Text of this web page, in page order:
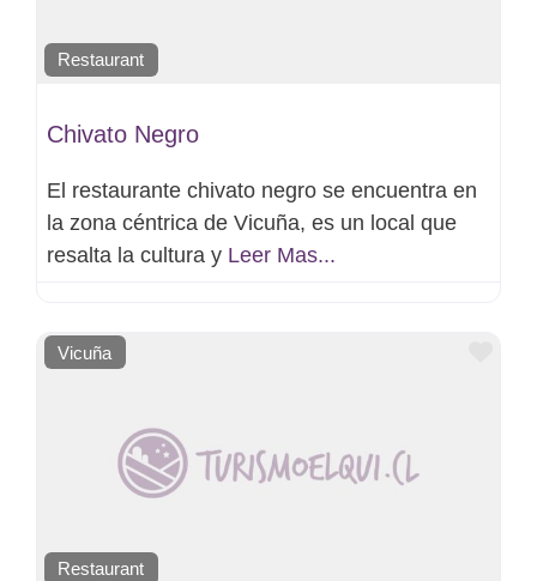
Restaurant
Chivato Negro
El restaurante chivato negro se encuentra en
la zona céntrica de Vicuña, es un local que
resalta la cultura y Leer Mas...
Vicuña
Restaurant